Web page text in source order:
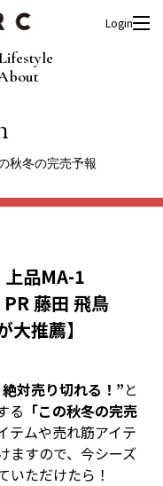
Lifestyle
Login
秋冬の完売予報
品MA-1
藤田 飛鳥
⼤推薦】
対売り切れる！”と
る 「この秋冬の完売
テムや売れ筋アイテ
ますので、今シーズ
いただけたら！